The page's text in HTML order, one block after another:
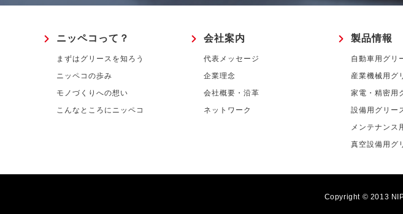
ニッペコって？
まずはグリースを知ろう
ニッペコの歩み
モノづくりへの想い
こんなところにニッペコ
会社案内
代表メッセージ
企業理念
会社概要・沿革
ネットワーク
製品情報
自動車用グリ
産業機械用グ
家電・精密用
設備用グリー
メンテナンス
真空設備用グ
Copyright © 2013